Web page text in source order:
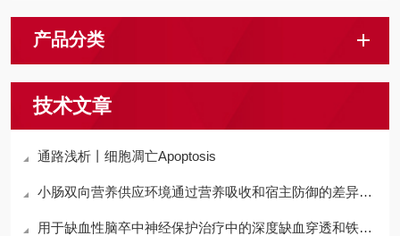
产品分类
技术文章
通路浅析丨细胞凋亡Apoptosis
小肠双向营养供应环境通过营养吸收和宿主防御的差异调节影响小肠生理功能
用于缺血性脑卒中神经保护治疗中的深度缺血穿透和铁死亡抑制的仿生纳米马达